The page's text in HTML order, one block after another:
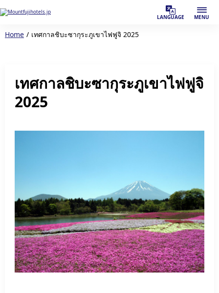
LANGUAGE MENU
Home เทศกาลชิบะซากุระภูเขาไฟฟูจิ 2025
เทศกาลชิบะซากุระภูเขาไฟฟูจิ
2025